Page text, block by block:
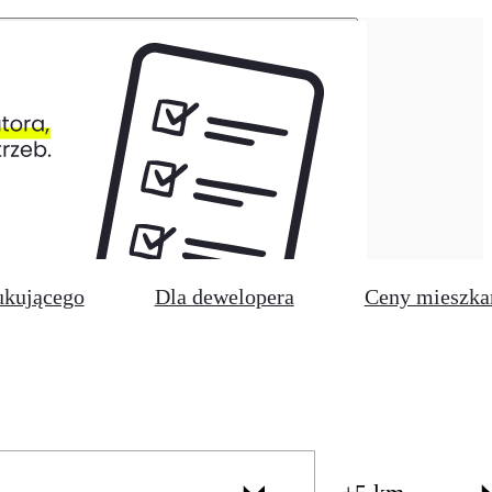
Dla dewelopera Ceny